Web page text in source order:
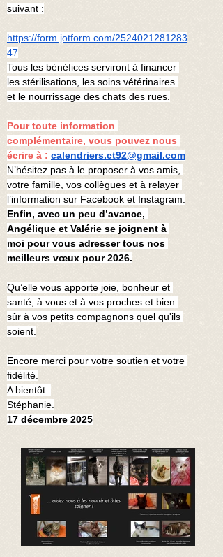
suivant :
https://form.jotform.com/2524021281283
47
Tous les bénéfices serviront à financer
les stérilisations, les soins vétérinaires
et le nourrissage des chats des rues.
Pour toute information
complémentaire, vous pouvez nous
écrire à : calendriers.ct92@gmail.com
N’hésitez pas à le proposer à vos amis,
votre famille, vos collègues et à relayer
l’information sur Facebook et Instagram.
Enfin, avec un peu d’avance,
Angélique et Valérie se joignent à
moi pour vous adresser tous nos
meilleurs vœux pour 2026.
Qu’elle vous apporte joie, bonheur et
santé, à vous et à vos proches et bien
sûr à vos petits compagnons quel qu'ils
soient.
Encore merci pour votre soutien et votre
fidélité.
A bientôt.
Stéphanie.
17 décembre 2025